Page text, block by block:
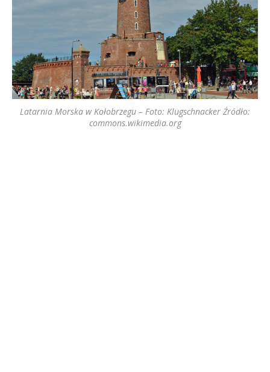
Latarnia Morska w Kołobrzegu – Foto: Klugschnacker Źródło:
commons.wikimedia.org